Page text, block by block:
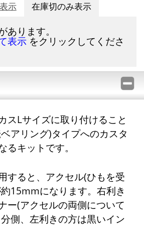
示 在庫切のみ表示
あります。
表示 をクリックしてくださ
スLサイズに取り付けること
アリング)タイプへのカスタ
るキットです。
すると、アクセル(ひもを受
15mmになります。右利き
ー(アクセルの両側について
側、左利きの方は黒いイン